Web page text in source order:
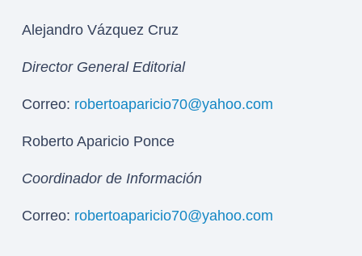
Alejandro Vázquez Cruz
Director General Editorial
Correo: robertoaparicio70@yahoo.com
Roberto Aparicio Ponce
Coordinador de Información
Correo: robertoaparicio70@yahoo.com